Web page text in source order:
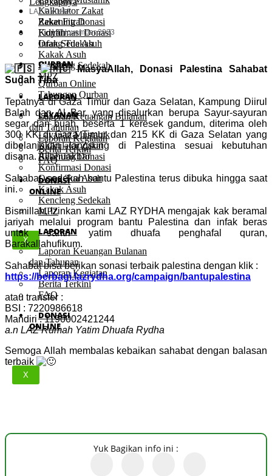
Kalkulator Zakat
Rekening Donasi
Konfirmasi Donasi
Orang Tua Asuh
Kakak Asuh
Kencleng Sedekah
MPZ
LAPORAN
Laporan Keuangan Bulanan
dan Tahunan
Laporan Kegiatan
Berita Terkini
FAQ
DONASI
ONLINE
X
Zakat Fitrah
Fidyah
Infak Sedekah
QURBAN
Qurban Online
Tabungan Qurban
LAYANAN
Layanan Mustahik
Kalkulator Zakat
Rekening Donasi
Konfirmasi Donasi
Orang Tua Asuh
Kakak Asuh
Kencleng Sedekah
MPZ
LAPORAN
Laporan Keuangan Bulanan
dan Tahunan
Laporan Kegiatan
Berita Terkini
FAQ
DONASI
ONLINE
X
LAZ RYDHA
13 November 2023
MasyaAllah, Donasi Palestina Sahabat
Sudah Tiba
Tepatnya di Gaza Timur dan Gaza Selatan, Kampung Diirul
Balah dan Al Bar. yang disalurkan berupa Sayur-sayuran
segar dan buah, beserta 1 keresek gandum, diterima oleh
300 KK di Gaza Timur dan 215 KK di Gaza Selatan yang
dibelanjakan langsung di Palestina sesuai kebutuhan
disana. Allahuakbar
Sahabat, sedekah bantu Palestina terus dibuka hingga saat
ini.
Bismillah, Izinkan kami LAZ RYDHA mengajak kak beramal
jariyah melalui program bantu Palestina dan infak beras
untuk santri yatim dhuafa penghafal quran,
Barakallahufikum.
Sahabat bisa berikan sonasi terbaik palestina dengan klik :
https://berbagi.lazrydha.org/campaign/bantupalestina
atau transfer :
BSI : 7220986618
Mandiri : 1190002421244
a.n LAZ Rumah Yatim Dhuafa Rydha
Semoga Allah membalas kebaikan sahabat dengan balasan
terbaik
Yuk Bagikan info ini :